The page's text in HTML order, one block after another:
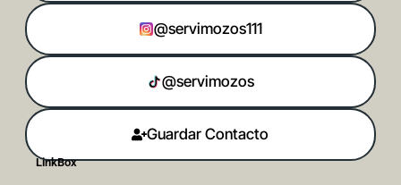
@servimozos111
@servimozos
Guardar Contacto
LinkBox